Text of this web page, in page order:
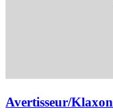
Avertisseur/Klaxon